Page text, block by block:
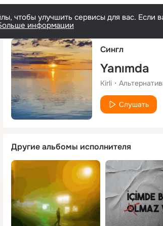
чтобы улучшить сервисы для вас. Если
информации
Сингл
Yanımda
Kirli
Слушать
Другие альбомы исполнителя